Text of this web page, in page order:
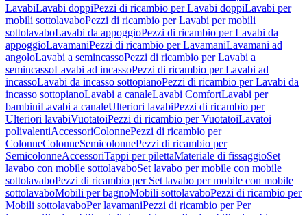
LavabiLavabi doppiPezzi di ricambio per Lavabi doppiLavabi per
mobili sottolavaboPezzi di ricambio per Lavabi per mobili
sottolavaboLavabi da appoggioPezzi di ricambio per Lavabi da
appoggioLavamaniPezzi di ricambio per LavamaniLavamani ad
angoloLavabi a semincassoPezzi di ricambio per Lavabi a
semincassoLavabi ad incassoPezzi di ricambio per Lavabi ad
incassoLavabi da incasso sottopianoPezzi di ricambio per Lavabi da
incasso sottopianoLavabi a canaleLavabi ComfortLavabi per
bambiniLavabi a canaleUlteriori lavabiPezzi di ricambio per
Ulteriori lavabiVuotatoiPezzi di ricambio per VuotatoiLavatoi
polivalentiAccessoriColonnePezzi di ricambio per
ColonneColonneSemicolonnePezzi di ricambio per
SemicolonneAccessoriTappi per pilettaMateriale di fissaggioSet
lavabo con mobile sottolavaboSet lavabo per mobile con mobile
sottolavaboPezzi di ricambio per Set lavabo per mobile con mobile
sottolavaboMobili per bagnoMobili sottolavaboPezzi di ricambio per
Mobili sottolavaboPer lavamaniPezzi di ricambio per Per